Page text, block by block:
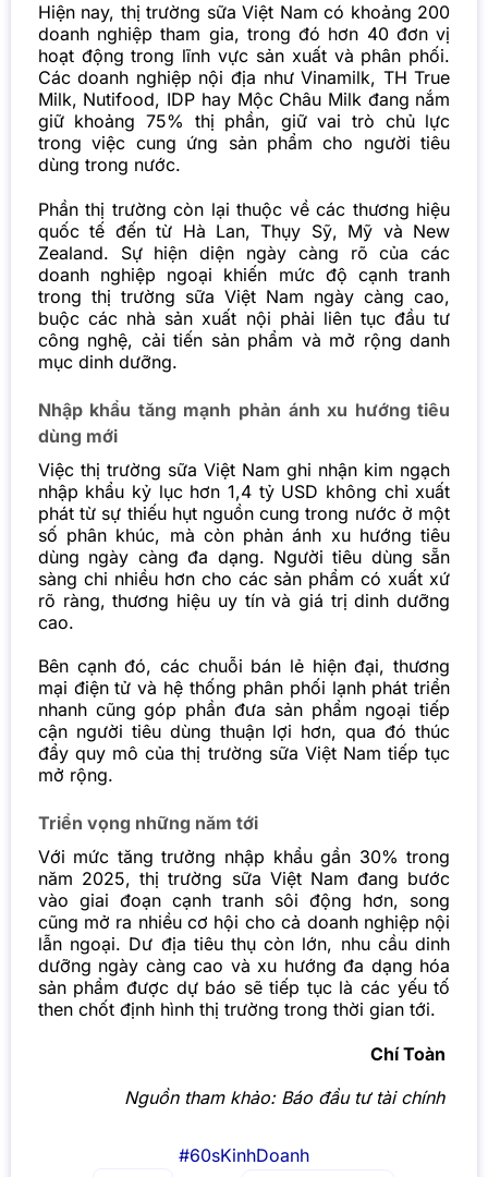
Hiện nay, thị trường sữa Việt Nam có khoảng 200
doanh nghiệp tham gia, trong đó hơn 40 đơn vị
hoạt động trong lĩnh vực sản xuất và phân phối.
Các doanh nghiệp nội địa như Vinamilk, TH True
Milk, Nutifood, IDP hay Mộc Châu Milk đang nắm
giữ khoảng 75% thị phần, giữ vai trò chủ lực
trong việc cung ứng sản phẩm cho người tiêu
dùng trong nước.
Phần thị trường còn lại thuộc về các thương hiệu
quốc tế đến từ Hà Lan, Thụy Sỹ, Mỹ và New
Zealand. Sự hiện diện ngày càng rõ của các
doanh nghiệp ngoại khiến mức độ cạnh tranh
trong thị trường sữa Việt Nam ngày càng cao,
buộc các nhà sản xuất nội phải liên tục đầu tư
công nghệ, cải tiến sản phẩm và mở rộng danh
mục dinh dưỡng.
Nhập khẩu tăng mạnh phản ánh xu hướng tiêu
dùng mới
Việc thị trường sữa Việt Nam ghi nhận kim ngạch
nhập khẩu kỷ lục hơn 1,4 tỷ USD không chỉ xuất
phát từ sự thiếu hụt nguồn cung trong nước ở một
số phân khúc, mà còn phản ánh xu hướng tiêu
dùng ngày càng đa dạng. Người tiêu dùng sẵn
sàng chi nhiều hơn cho các sản phẩm có xuất xứ
rõ ràng, thương hiệu uy tín và giá trị dinh dưỡng
cao.
Bên cạnh đó, các chuỗi bán lẻ hiện đại, thương
mại điện tử và hệ thống phân phối lạnh phát triển
nhanh cũng góp phần đưa sản phẩm ngoại tiếp
cận người tiêu dùng thuận lợi hơn, qua đó thúc
đẩy quy mô của thị trường sữa Việt Nam tiếp tục
mở rộng.
Triển vọng những năm tới
Với mức tăng trưởng nhập khẩu gần 30% trong
năm 2025, thị trường sữa Việt Nam đang bước
vào giai đoạn cạnh tranh sôi động hơn, song
cũng mở ra nhiều cơ hội cho cả doanh nghiệp nội
lẫn ngoại. Dư địa tiêu thụ còn lớn, nhu cầu dinh
dưỡng ngày càng cao và xu hướng đa dạng hóa
sản phẩm được dự báo sẽ tiếp tục là các yếu tố
then chốt định hình thị trường trong thời gian tới.
Chí Toàn
Nguồn tham khảo: Báo đầu tư tài chính
#60sKinhDoanh